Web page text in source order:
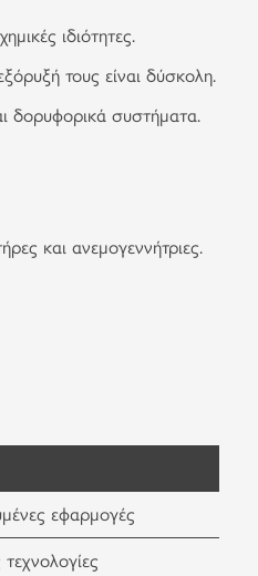
ιδιότητες.
τους είναι δύσκολη.
δορυφορικά συστήματα.
και ανεμογεννήτριες.
εφαρμογές